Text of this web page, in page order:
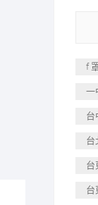
f
一
台
台
台
台